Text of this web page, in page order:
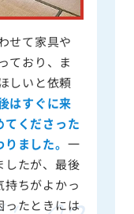
せて家具や
ており、ま
しいと依頼
はすぐに来
てくださった
ました。 一
したが、最後
持ちがよかっ
ったときには